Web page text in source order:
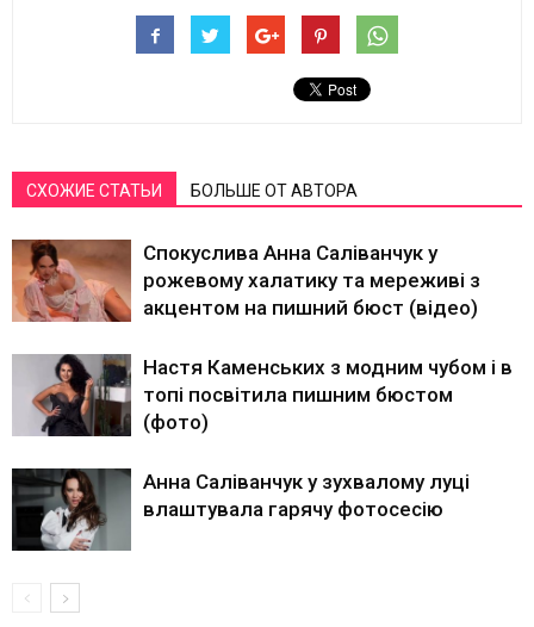
СХОЖИЕ СТАТЬИ БОЛЬШЕ ОТ АВТОРА
Спокуслива Анна Саліванчук у
рожевому халатику та мереживі з
акцентом на пишний бюст (відео)
Настя Каменських з модним чубом і в
топі посвітила пишним бюстом
(фото)
Анна Саліванчук у зухвалому луці
влаштувала гарячу фотосесію